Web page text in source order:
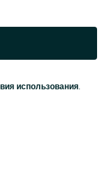
использования.